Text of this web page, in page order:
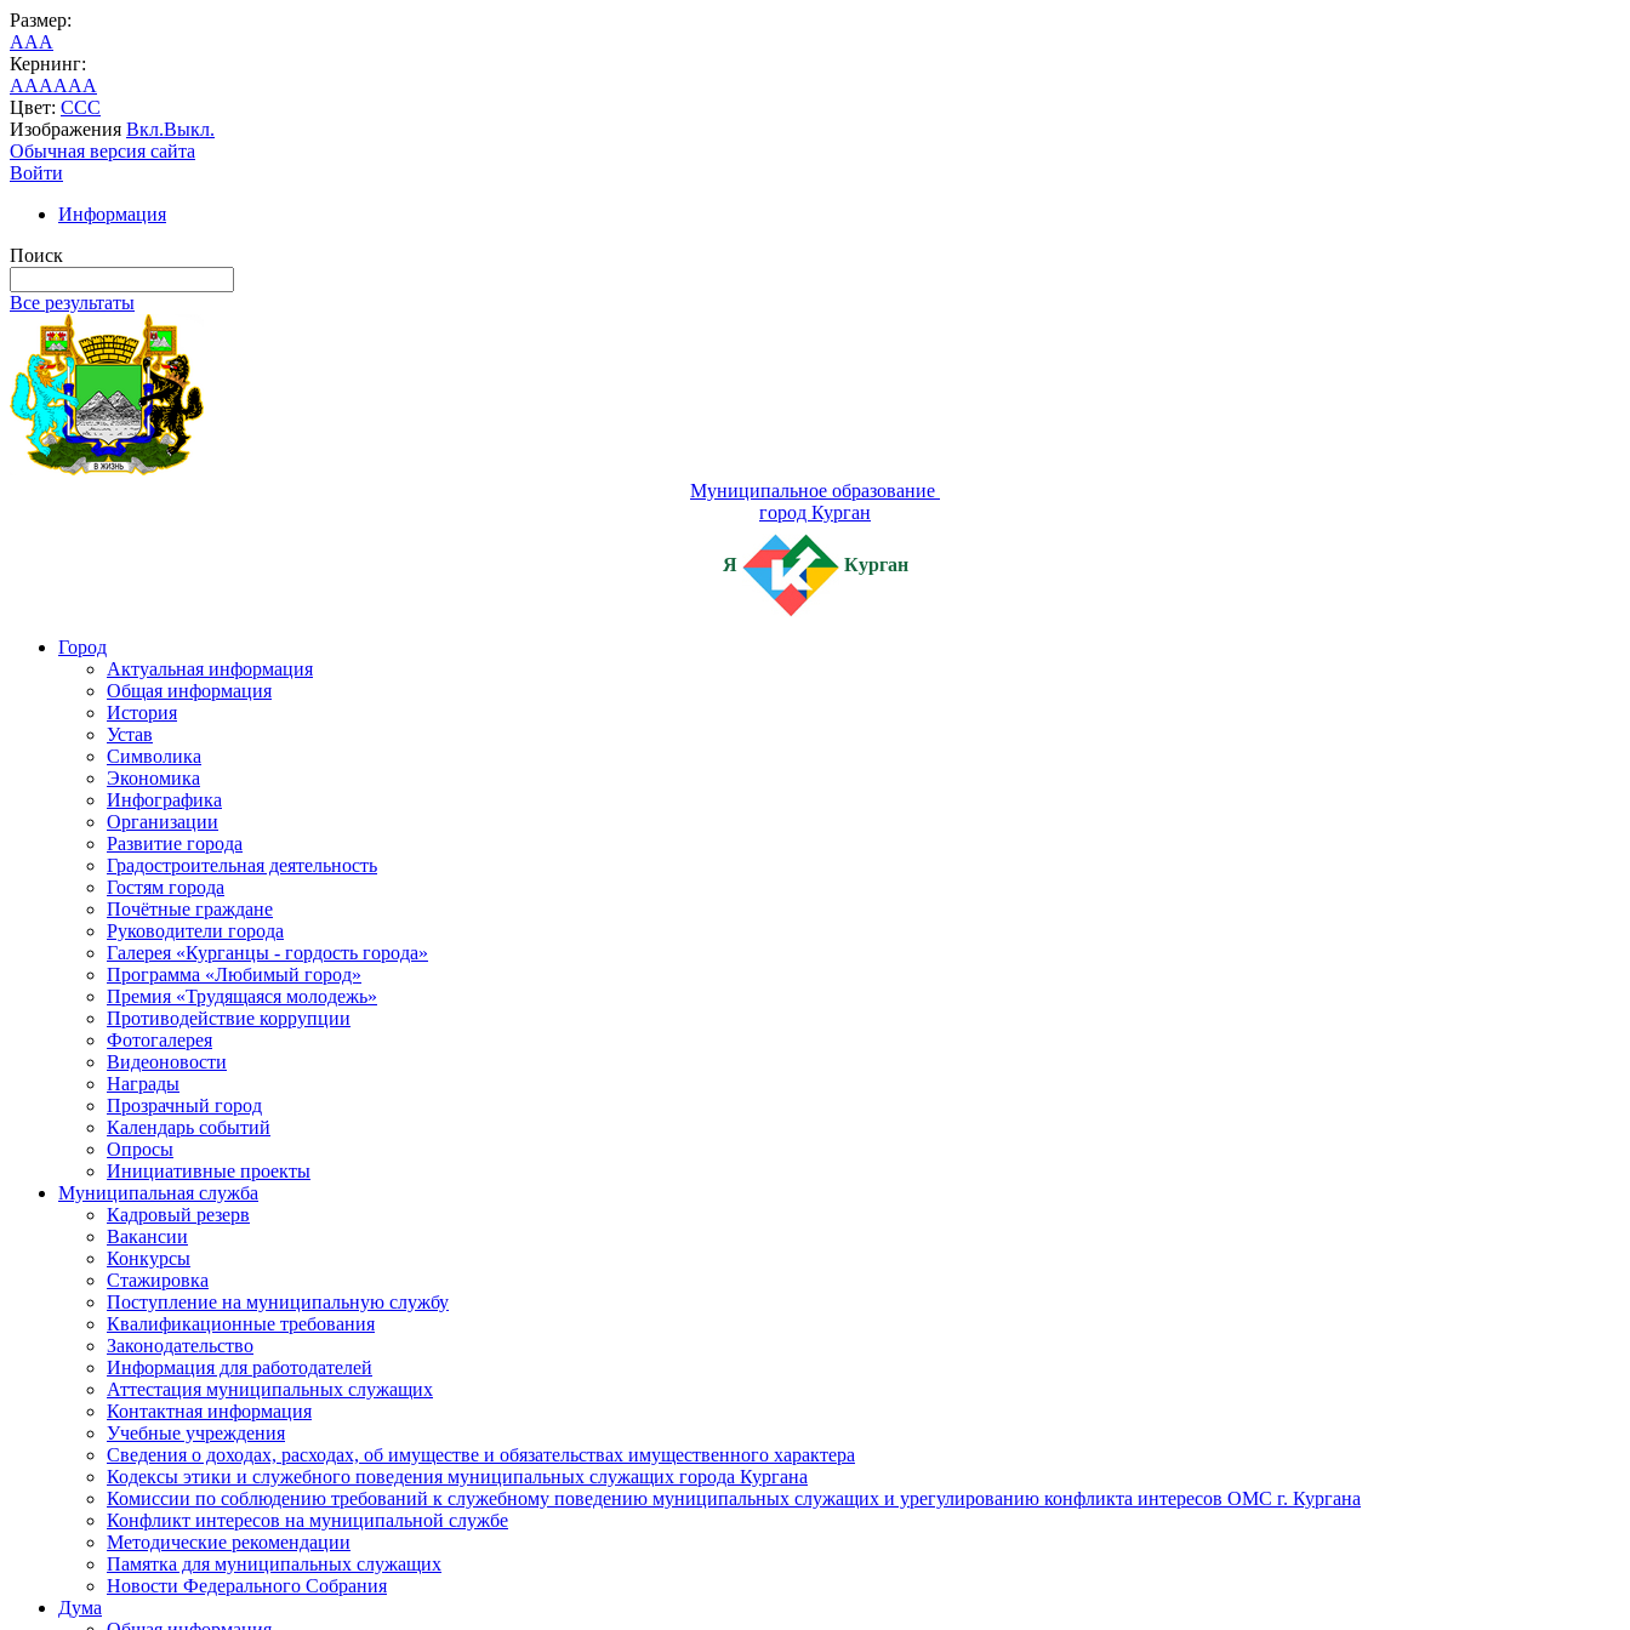
Размер:
AAA
Кернинг:
AAAAAA
Цвет: CCC
Изображения Вкл.Выкл.
Обычная версия сайта
Войти
Информация
Поиск
Все результаты
Муниципальное образование
город Курган
Я Курган
Город
Актуальная информация
Общая информация
История
Устав
Символика
Экономика
Инфографика
Организации
Развитие города
Градостроительная деятельность
Гостям города
Почётные граждане
Руководители города
Галерея «Курганцы - гордость города»
Программа «Любимый город»
Премия «Трудящаяся молодежь»
Противодействие коррупции
Фотогалерея
Видеоновости
Награды
Прозрачный город
Календарь событий
Опросы
Инициативные проекты
Муниципальная служба
Кадровый резерв
Вакансии
Конкурсы
Стажировка
Поступление на муниципальную службу
Квалификационные требования
Законодательство
Информация для работодателей
Аттестация муниципальных служащих
Контактная информация
Учебные учреждения
Сведения о доходах, расходах, об имуществе и обязательствах имущественного характера
Кодексы этики и служебного поведения муниципальных служащих города Кургана
Комиссии по соблюдению требований к служебному поведению муниципальных служащих и урегулированию конфликта интересов ОМС г. Кургана
Конфликт интересов на муниципальной службе
Методические рекомендации
Памятка для муниципальных служащих
Новости Федерального Cобрания
Дума